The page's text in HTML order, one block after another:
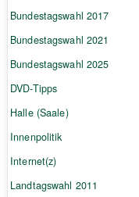
Bundestagswahl 2017
Bundestagswahl 2021
Bundestagswahl 2025
DVD-Tipps
Halle (Saale)
Innenpolitik
Internet(z)
Landtagswahl 2011